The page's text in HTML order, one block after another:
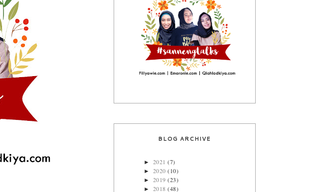
BLOG ARCHIVE
► 2021(7)
► 2020(10)
► 2019(23)
► 2018(48)